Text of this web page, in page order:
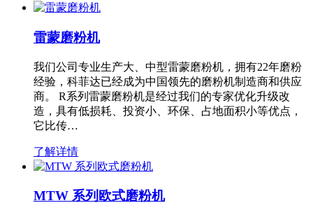
雷蒙磨粉机
我们公司专业生产大、中型雷蒙磨粉机，拥有22年磨粉
经验，科菲达已经成为中国领先的磨粉机制造商和供应
商。 R系列雷蒙磨粉机是经过我们的专家优化升级改
造，具有低损耗、投资小、环保、占地面积小等优点，
它比传…
了解详情
MTW 系列欧式磨粉机